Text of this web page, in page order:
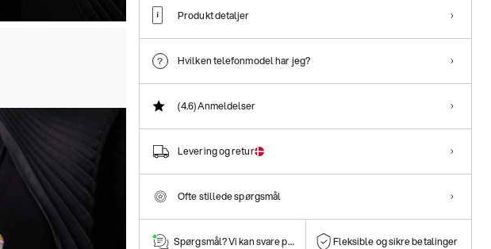
Produkt detaljer
Hvilken telefonmodel har jeg?
(4.6)Anmeldelser
Levering og retur
Ofte stillede spørgsmål
Spørgsmål? Vi kan svare på dem! Fleksible og sikre betalinger